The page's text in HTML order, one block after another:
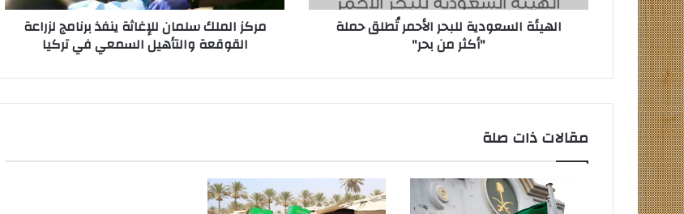
بحر"
الهيئة السعودية للبحر الأحمر تُطلق حملة
"أكثر من بحر"
والتأهيل
السمعي
مركز الملك سلمان للإغاثة ينفذ برنامج لزراعة
القوقعة والتأهيل السمعي في تركيا
مقالات ذات صلة